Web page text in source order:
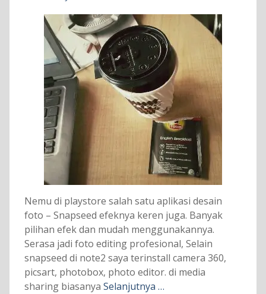
Nemu di playstore salah satu aplikasi desain
foto – Snapseed efeknya keren juga. Banyak
pilihan efek dan mudah menggunakannya.
Serasa jadi foto editing profesional, Selain
snapseed di note2 saya terinstall camera 360,
picsart, photobox, photo editor. di media
sharing biasanya Selanjutnya …